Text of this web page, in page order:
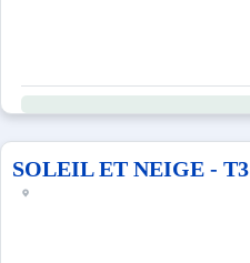
SOLEIL ET NEIGE - T3